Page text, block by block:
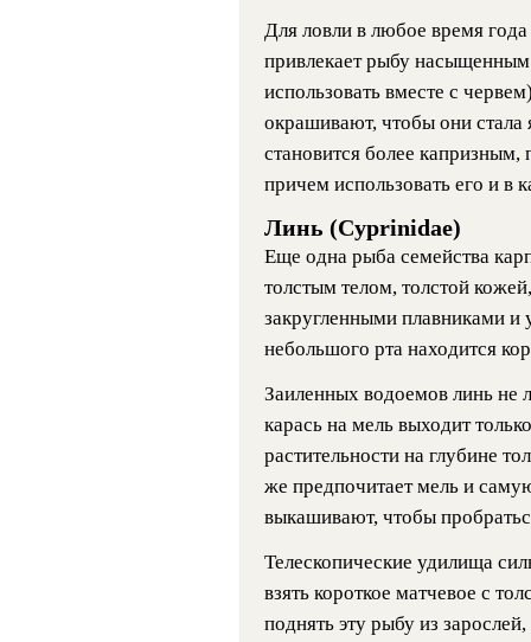
Для ловли в любое время
привлекает рыбу
использовать вместе с
окрашивают, чтобы они стала
становится более
причем использовать его и в
Линь (Cyprinidae)
Еще одна рыба семейства
толстым телом, толстой
закругленными плавниками
небольшого рта находится
Заиленных водоемов линь не
карась на мель выходит
растительности на глубине
же предпочитает мель и
выкашивают, чтобы
Телескопические удилища
взять короткое матчевое с
поднять эту рыбу из